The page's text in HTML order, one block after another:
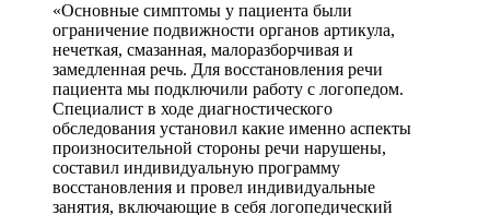
«Основные симптомы у пациента были
ограничение подвижности органов артикула,
нечеткая, смазанная, малоразборчивая и
замедленная речь. Для восстановления речи
пациента мы подключили работу с логопедом.
Специалист в ходе диагностического
обследования установил какие именно аспекты
произносительной стороны речи нарушены,
составил индивидуальную программу
восстановления и провел индивидуальные
занятия, включающие в себя логопедический